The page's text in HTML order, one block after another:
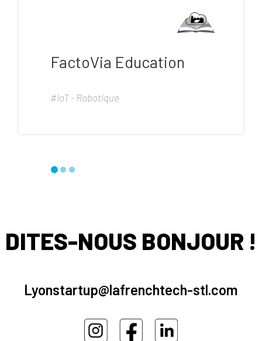
FactoVia Education
#IoT - Robotique
DITES-NOUS BONJOUR !
Lyonstartup@lafrenchtech-stl.com